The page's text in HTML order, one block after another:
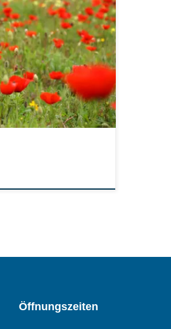
Nicola Portmann auf Ihrer
Öffnungszeiten